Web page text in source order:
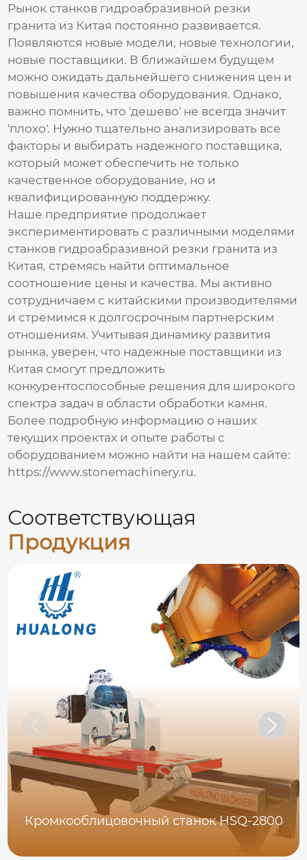
Рынок станков гидроабразивной резки
гранита из Китая постоянно развивается.
Появляются новые модели, новые технологии,
новые поставщики. В ближайшем будущем
можно ожидать дальнейшего снижения цен и
повышения качества оборудования. Однако,
важно помнить, что 'дешево' не всегда значит
'плохо'. Нужно тщательно анализировать все
факторы и выбирать надежного поставщика,
который может обеспечить не только
качественное оборудование, но и
квалифицированную поддержку.
Наше предприятие продолжает
экспериментировать с различными моделями
станков гидроабразивной резки гранита из
Китая, стремясь найти оптимальное
соотношение цены и качества. Мы активно
сотрудничаем с китайскими производителями
и стремимся к долгосрочным партнерским
отношениям. Учитывая динамику развития
рынка, уверен, что надежные поставщики из
Китая смогут предложить
конкурентоспособные решения для широкого
спектра задач в области обработки камня.
Более подробную информацию о наших
текущих проектах и опыте работы с
оборудованием можно найти на нашем сайте:
https://www.stonemachinery.ru.
Соответствующая
Продукция
Кромкооблицовочный станок HSQ-2800